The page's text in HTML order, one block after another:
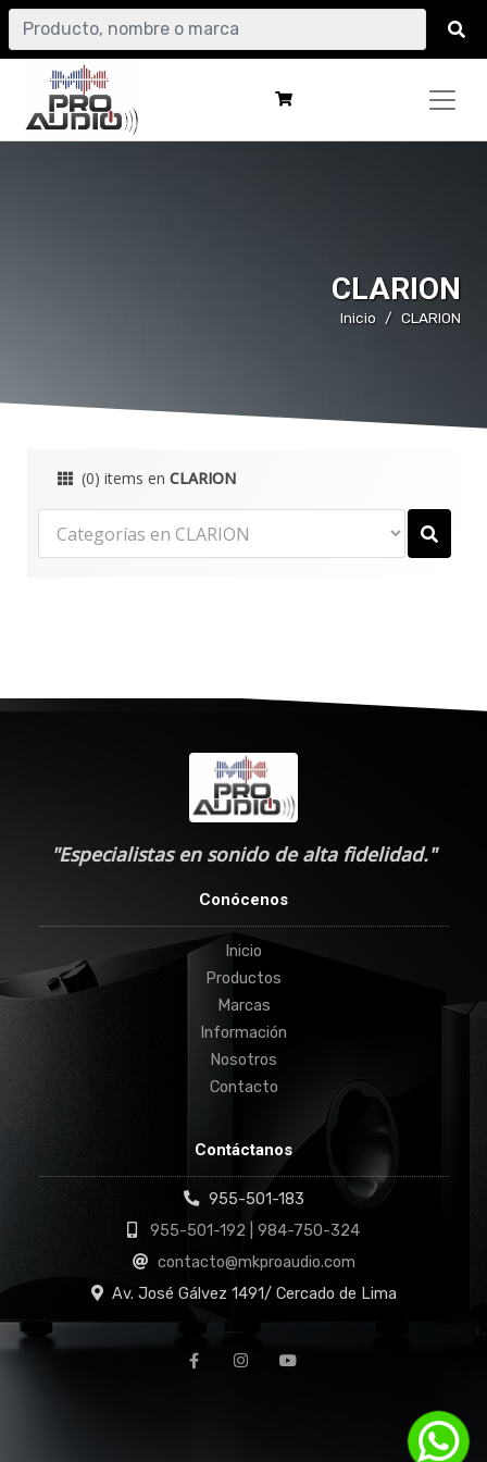
CLARION
Inicio CLARION
(0) items en CLARION
"Especialistas en sonido de alta fidelidad."
Conócenos
Inicio
Productos
Marcas
Información
Nosotros
Contacto
Contáctanos
955-501-183
955-501-192 | 984-750-324
contacto@mkproaudio.com
Av. José Gálvez 1491/ Cercado de Lima